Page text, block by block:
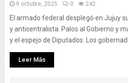
9 octubre, 2025 0 242
El armado federal desplegó en Jujuy
y anticentralista. Palos al Gobierno y
y el espejo de Diputados. Los
Leer Más